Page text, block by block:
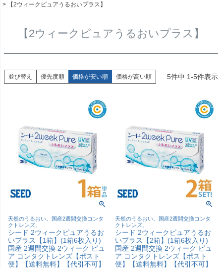
【2ウィークピュアうるおいプラス】
【2ウィークピュアうるおいプラス】
並び替え 優先度順 価格が安い順 価格が高い順 5件中 1-5件表示
天然のうるおい。国産2週間交換コンタ
クトレンズ。
シード 2ウィークピュアうるお
いプラス【1箱】(1箱6枚入り)
国産 2週間交換 2ウィーク ピュ
ア コンタクトレンズ【ポスト
便】【送料無料】【代引不可】
天然のうるおい。国産2週間交換コンタ
クトレンズ。
シード 2ウィークピュアうるお
いプラス【2箱】(1箱6枚入り)
国産 2週間交換 2ウィーク ピュ
ア コンタクトレンズ【ポスト
便】【送料無料】【代引不可】